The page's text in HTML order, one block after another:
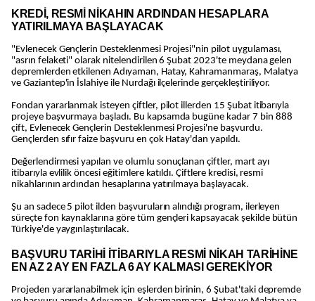
KREDİ, RESMİ NİKAHIN ARDINDAN HESAPLARA
YATIRILMAYA BAŞLAYACAK
"Evlenecek Gençlerin Desteklenmesi Projesi"nin pilot uygulaması,
"asrın felaketi" olarak nitelendirilen 6 Şubat 2023'te meydana gelen
depremlerden etkilenen Adıyaman, Hatay, Kahramanmaraş, Malatya
ve Gaziantep'in İslahiye ile Nurdağı ilçelerinde gerçekleştiriliyor.
Fondan yararlanmak isteyen çiftler, pilot illerden 15 Şubat itibarıyla
projeye başvurmaya başladı. Bu kapsamda bugüne kadar 7 bin 888
çift, Evlenecek Gençlerin Desteklenmesi Projesi'ne başvurdu.
Gençlerden sıfır faize başvuru en çok Hatay'dan yapıldı.
Değerlendirmesi yapılan ve olumlu sonuçlanan çiftler, mart ayı
itibarıyla evlilik öncesi eğitimlere katıldı. Çiftlere kredisi, resmi
nikahlarının ardından hesaplarına yatırılmaya başlayacak.
Şu an sadece 5 pilot ilden başvuruların alındığı program, ilerleyen
süreçte fon kaynaklarına göre tüm gençleri kapsayacak şekilde bütün
Türkiye'de yaygınlaştırılacak.
BAŞVURU TARİHİ İTİBARIYLA RESMİ NİKAH TARİHİNE
EN AZ 2 AY EN FAZLA 6 AY KALMASI GEREKİYOR
Projeden yararlanabilmek için eşlerden birinin, 6 Şubat'taki depremde